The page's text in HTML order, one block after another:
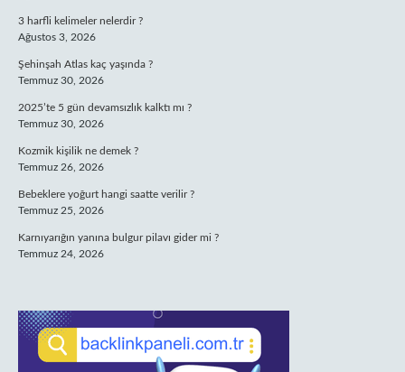
3 harfli kelimeler nelerdir ?
Ağustos 3, 2026
Şehinşah Atlas kaç yaşında ?
Temmuz 30, 2026
2025’te 5 gün devamsızlık kalktı mı ?
Temmuz 30, 2026
Kozmik kişilik ne demek ?
Temmuz 26, 2026
Bebeklere yoğurt hangi saatte verilir ?
Temmuz 25, 2026
Karnıyarığın yanına bulgur pilavı gider mi ?
Temmuz 24, 2026